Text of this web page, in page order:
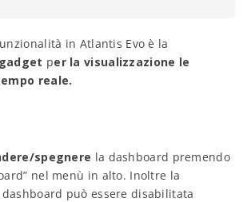
in Atlantis Evo è la
gadget per la visualizzazione le
reale.
spegnere la dashboard premendo
nel menù in alto. Inoltre la
può essere disabilitata